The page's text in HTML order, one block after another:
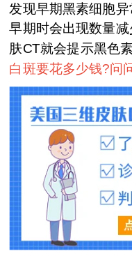
发现早期黑素细胞
早期时会出现数量
肤CT就会提示黑色
白斑要花多少钱?问